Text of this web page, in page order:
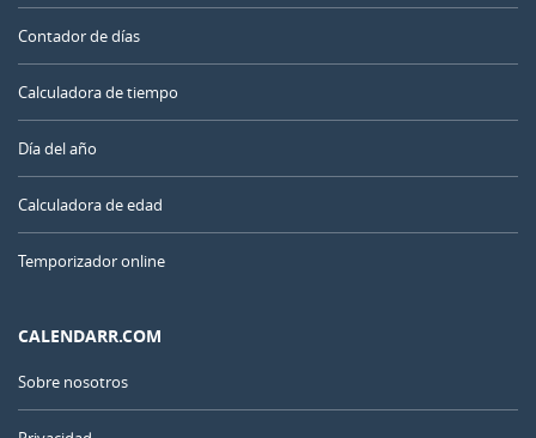
Contador de días
Calculadora de tiempo
Día del año
Calculadora de edad
Temporizador online
CALENDARR.COM
Sobre nosotros